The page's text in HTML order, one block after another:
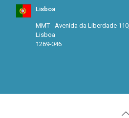
Lisboa
MMT - Avenida da Liberdade 110,
Lisboa
1269-046